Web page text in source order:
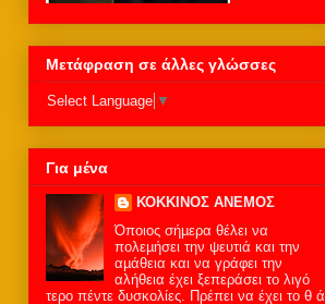
Μετάφραση σε άλλες γλώσσες
Select Language ▼
Για μένα
ΚΟΚΚΙΝΟΣ ΑΝΕΜΟΣ
Όποιος σήµερα θέλει να
πολεµήσει την ψευτιά και την
αµάθεια και να γράφει την
αλήθεια έχει ξεπεράσει το λιγό
τερο πέντε δυσκολίες. Πρέπει να έχει το θ ά